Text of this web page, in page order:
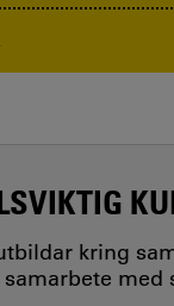
kring
med